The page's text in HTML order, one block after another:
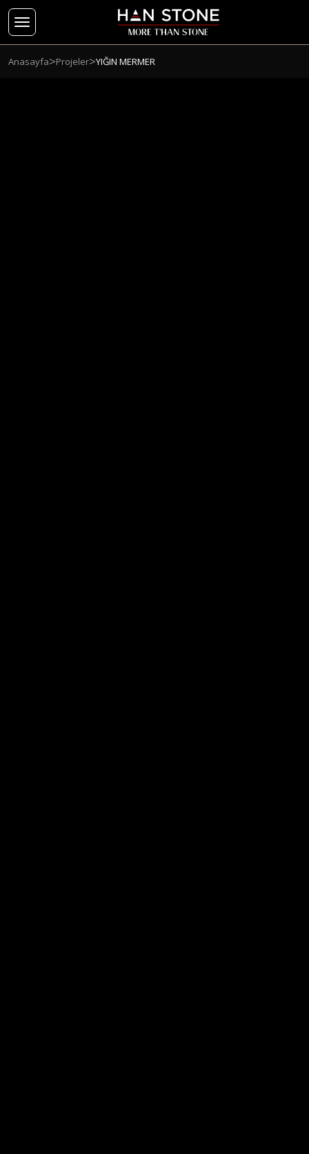
Anasayfa>Projeler>YIĞIN MERMER